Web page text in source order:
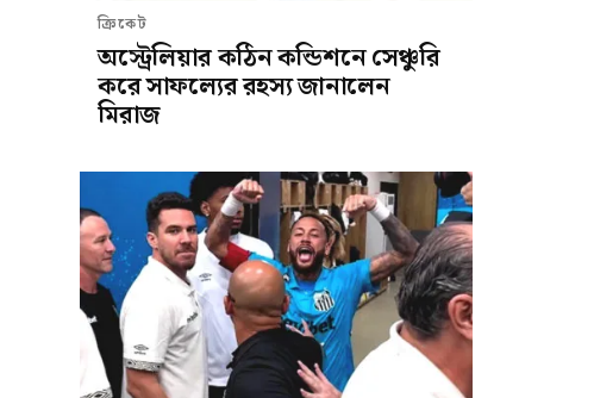
ক্রিকেট
অস্ট্রেলিয়ার কঠিন কন্ডিশনে সেঞ্চুরি
করে সাফল্যের রহস্য জানালেন
মিরাজ